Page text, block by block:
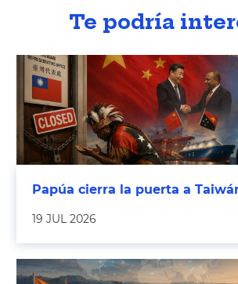
Te podría
Papúa cierra la puerta a
19 JUL 2026